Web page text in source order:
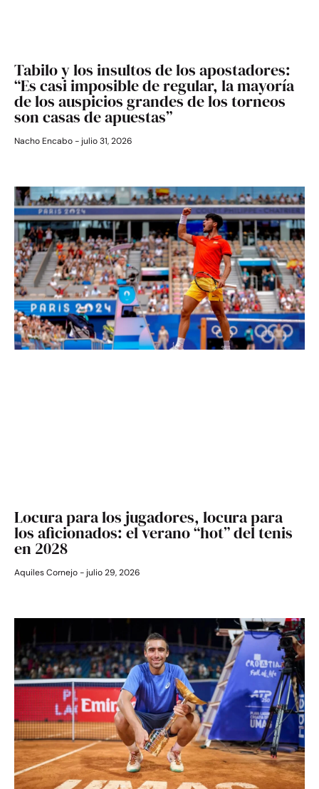
Tabilo y los insultos de los apostadores:
“Es casi imposible de regular, la mayoría
de los auspicios grandes de los torneos
son casas de apuestas”
Nacho Encabo julio 31, 2026
Locura para los jugadores, locura para
los aficionados: el verano “hot” del tenis
en 2028
Aquiles Cornejo julio 29, 2026